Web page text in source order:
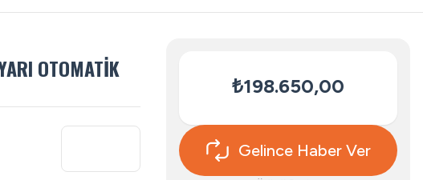
OTOMATİK
₺198.650,00
Gelince Haber Ver